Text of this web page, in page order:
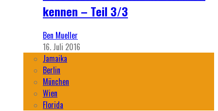
kennen – Teil 3/3
Ben Mueller
16. Juli 2016
Jamaika
Berlin
München
Wien
Florida